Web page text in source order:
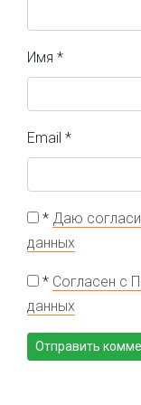
Имя *
Email *
* Даю
данных
* Согласен с
данных